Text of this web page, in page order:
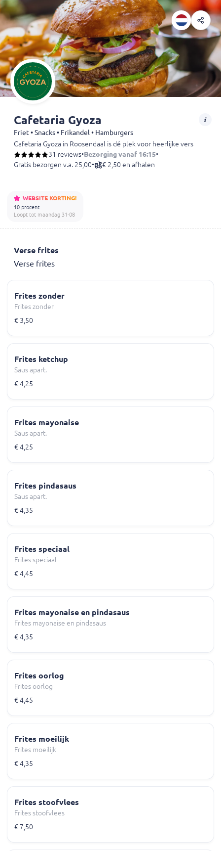
Cafetaria Gyoza
Friet • Snacks • Frikandel • Hamburgers
Cafetaria Gyoza in Roosendaal is dé plek voor heerlijke verse
31 reviews•Bezorging vanaf 16:15•
Gratis bezorgen v.a. 25,00• € 2,50 en afhalen
WEBSITE KORTING!
10 procent
Loopt tot maandag 31-08
Verse frites
Verse frites
Frites zonder
Frites zonder
€ 3,50
Frites ketchup
Saus apart.
€ 4,25
Frites mayonaise
Saus apart.
€ 4,25
Frites pindasaus
Saus apart.
€ 4,35
Frites speciaal
Frites speciaal
€ 4,45
Frites mayonaise en pindasaus
Frites mayonaise en pindasaus
€ 4,35
Frites oorlog
Frites oorlog
€ 4,45
Frites moeilijk
Frites moeilijk
€ 4,35
Frites stoofvlees
Frites stoofvlees
€ 7,50